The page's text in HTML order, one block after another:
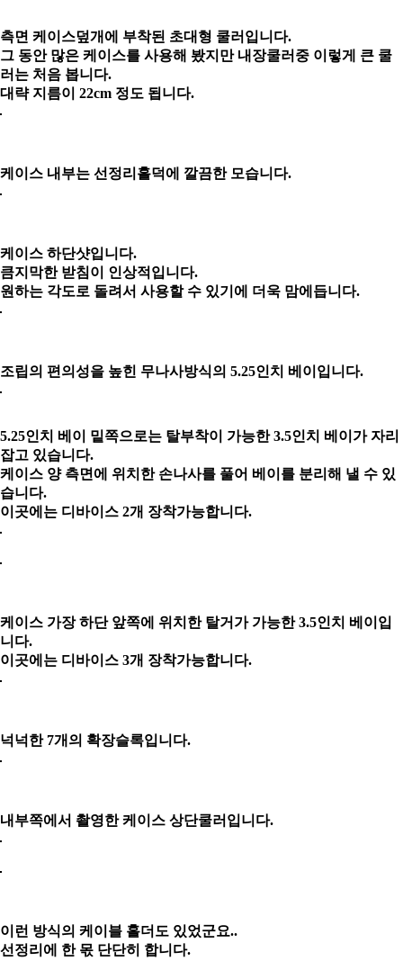
측면 케이스덮개에 부착된 초대형 쿨러입니다.
그 동안 많은 케이스를 사용해 봤지만 내장쿨러중 이렇게 큰 쿨
러는 처음 봅니다.
대략 지름이 22cm 정도 됩니다.
케이스 내부는 선정리홀덕에 깔끔한 모습니다.
케이스 하단샷입니다.
큼지막한 받침이 인상적입니다.
원하는 각도로 돌려서 사용할 수 있기에 더욱 맘에듭니다.
조립의 편의성을 높힌 무나사방식의 5.25인치 베이입니다.
5.25인치 베이 밑쪽으로는 탈부착이 가능한 3.5인치 베이가 자리
잡고 있습니다.
케이스 양 측면에 위치한 손나사를 풀어 베이를 분리해 낼 수 있
습니다.
이곳에는 디바이스 2개 장착가능합니다.
케이스 가장 하단 앞쪽에 위치한 탈거가 가능한 3.5인치 베이입
니다.
이곳에는 디바이스 3개 장착가능합니다.
넉넉한 7개의 확장슬록입니다.
내부쪽에서 촬영한 케이스 상단쿨러입니다.
이런 방식의 케이블 홀더도 있었군요..
선정리에 한 몫 단단히 합니다.